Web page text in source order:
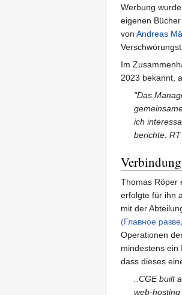
Werbung
eigenen
von Andreas
Im
2023 bekannt,
"Das
ich
berichte.
Thomas Röper
erfolgte für ihn
mit der
(Главное
Operationen
mindestens ein
dass dieses
..CGE built
web-